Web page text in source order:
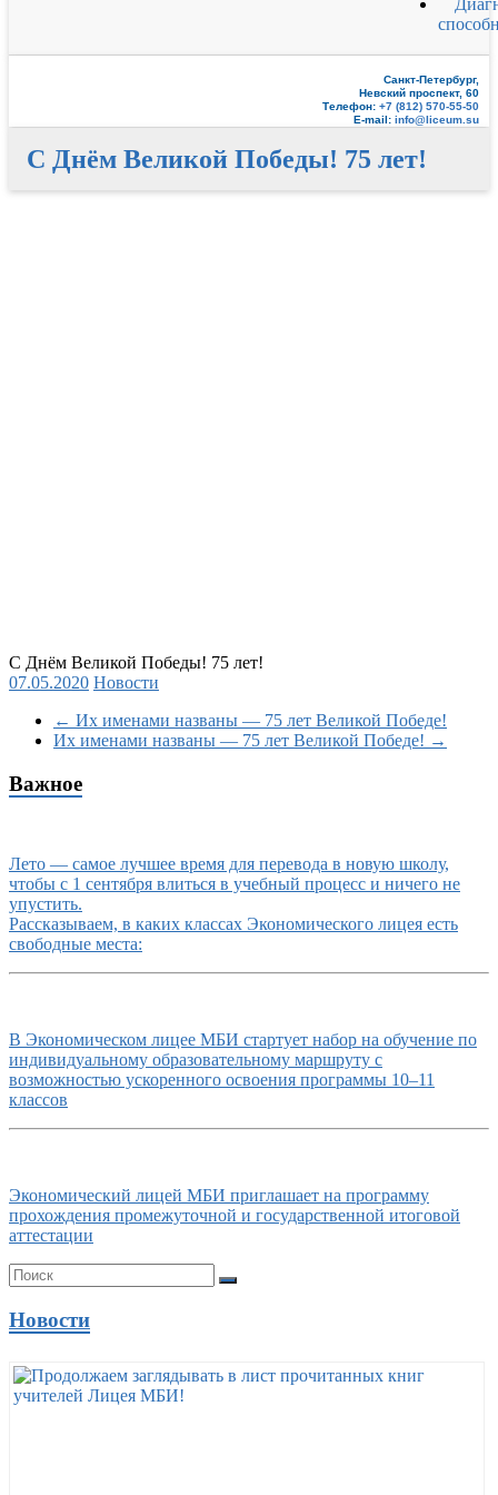
Санкт-Петербург,
Невский проспект, 60
Телефон: +7 (812) 570-55-50
E-mail: info@liceum.su
С Днём Великой Победы! 75 лет!
С Днём Великой Победы! 75 лет!
07.05.2020 Новости
← Их именами названы — 75 лет Великой Победе!
Их именами названы — 75 лет Великой Победе! →
Важное
Лето — самое лучшее время для перевода в новую школу,
чтобы с 1 сентября влиться в учебный процесс и ничего не
упустить.
Рассказываем, в каких классах Экономического лицея есть
свободные места:
В Экономическом лицее МБИ стартует набор на обучение по
индивидуальному образовательному маршруту с
возможностью ускоренного освоения программы 10–11
классов
Экономический лицей МБИ приглашает на программу
прохождения промежуточной и государственной итоговой
аттестации
Новости